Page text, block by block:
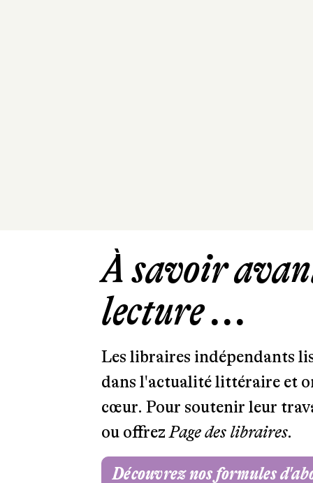
À savoir
lecture ...
Les libraires indépendants
dans l'actualité littéraire et
cœur. Pour soutenir leur
ou offrezPage des libraires.
Découvrez nos formules